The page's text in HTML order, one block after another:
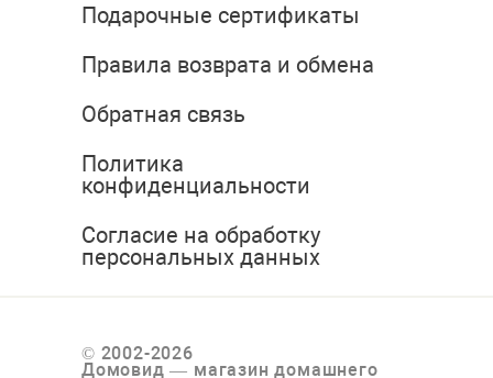
Подарочные сертификаты
Правила возврата и обмена
Обратная связь
Политика
конфиденциальности
Согласие на обработку
персональных данных
© 2002-2026
Домовид — магазин домашнего